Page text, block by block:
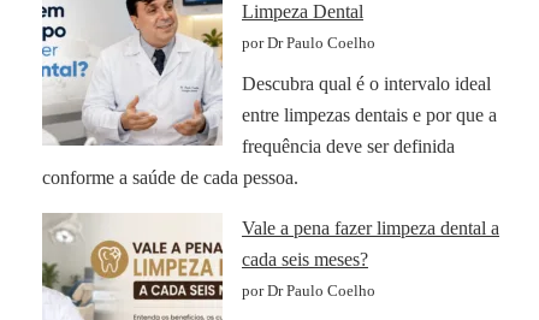
Limpeza Dental
por Dr Paulo Coelho
Descubra qual é o intervalo ideal
entre limpezas dentais e por que a
frequência deve ser definida
conforme a saúde de cada pessoa.
Vale a pena fazer limpeza dental a
cada seis meses?
por Dr Paulo Coelho